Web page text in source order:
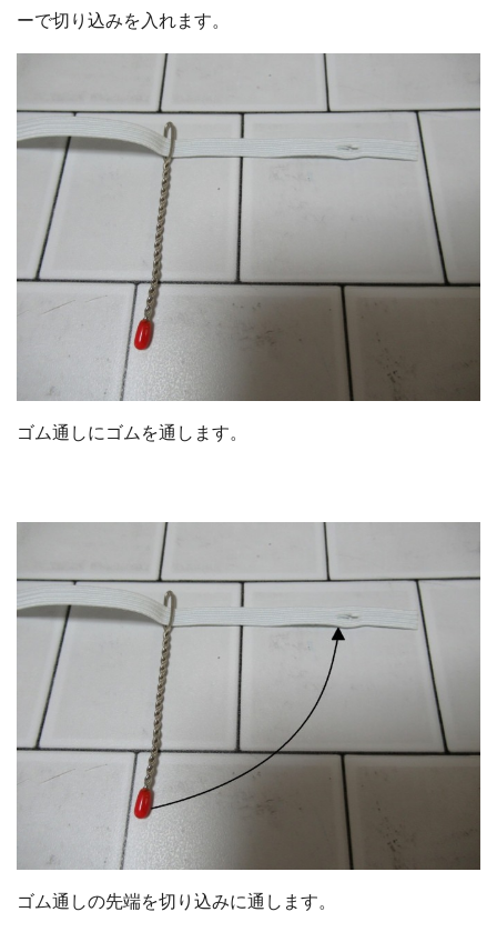
ーで切り込みを入れます。
ゴム通しにゴムを通します。
ゴム通しの先端を切り込みに通します。